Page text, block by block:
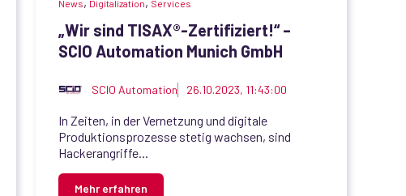
News Digitalization Services
„Wir sind TISAX®-Zertifiziert!“ –
SCIO Automation Munich GmbH
SCIO Automation 26.10.2023, 11:43:00
In Zeiten, in der Vernetzung und digitale
Produktionsprozesse stetig wachsen, sind
Hackerangriffe...
Mehr erfahren